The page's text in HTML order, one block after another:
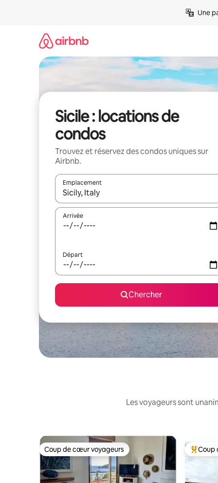
Une
Sicile : locations de
condos
Trouvez et réservez des condos uniques sur
Airbnb.
Emplacement
Quand les résultats sont affichés, parcourez-les
Arrivée
Départ
Chercher
Les voyageurs sont
Coup de cœur voyageurs
Coup de cœur voyageurs Coup
Coup